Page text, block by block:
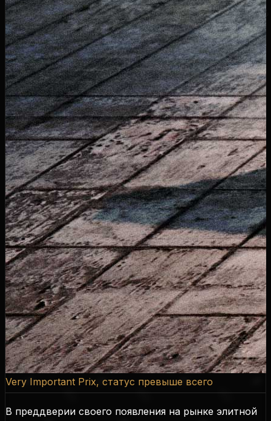
Very Important Prix, статус превыше всего
В преддверии своего появления на рынке элитной